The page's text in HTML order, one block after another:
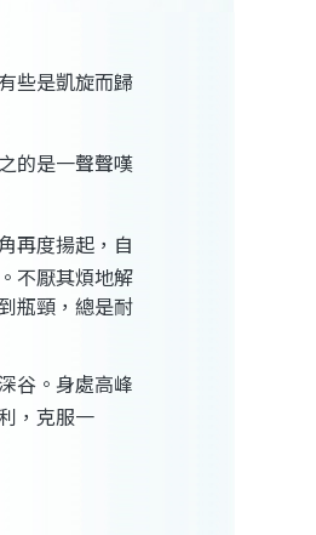
些是凱旋而歸
的是一聲聲嘆
再度揚起，自
不厭其煩地解
瓶頸，總是耐
谷。身處高峰
，克服一